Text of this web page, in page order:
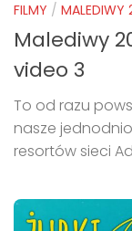
FILMY / MALEDIWY
Malediwy
video 3
To od razu
nasze
resortów sieci